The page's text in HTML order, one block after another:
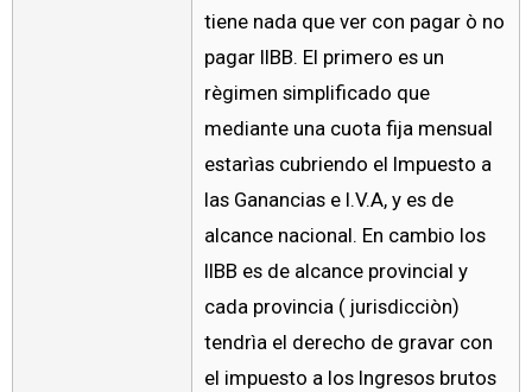
tiene nada que ver con pagar ò no
pagar IIBB. El primero es un
règimen simplificado que
mediante una cuota fija mensual
estarìas cubriendo el Impuesto a
las Ganancias e I.V.A, y es de
alcance nacional. En cambio los
IIBB es de alcance provincial y
cada provincia ( jurisdicciòn)
tendrìa el derecho de gravar con
el impuesto a los Ingresos brutos